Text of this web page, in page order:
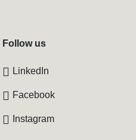
Follow us
LinkedIn
Facebook
Instagram